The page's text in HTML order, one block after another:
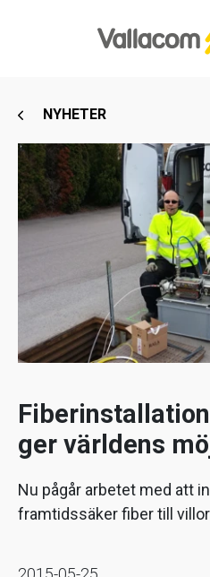
NYHETER
ger världens
Nu pågår arbetet med att
framtidssäker fiber till